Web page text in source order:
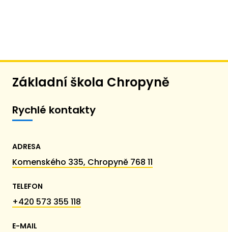
Základní škola Chropyně
Rychlé kontakty
ADRESA
Komenského 335, Chropyně 768 11
TELEFON
+420 573 355 118
E-MAIL